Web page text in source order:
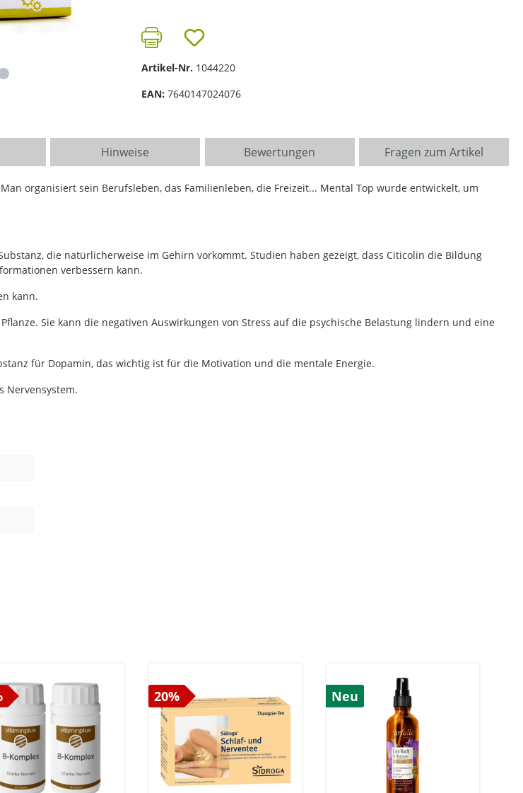
Artikel-Nr. 1044220
EAN: 7640147024076
Hinweise Bewertungen Fragen zum Artikel
organisiert sein Berufsleben, das Familienleben, die Freizeit... Mental Top wurde entwickelt, um
die natürlicherweise im Gehirn vorkommt. Studien haben gezeigt, dass Citicolin die Bildung
verbessern kann.
kann.
Sie kann die negativen Auswirkungen von Stress auf die psychische Belastung lindern und eine
für Dopamin, das wichtig ist für die Motivation und die mentale Energie.
Nervensystem.
20% Neu